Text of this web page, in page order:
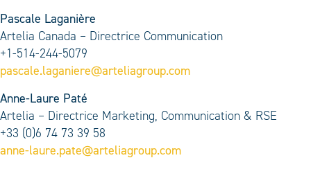
Pascale Laganière
Artelia Canada – Directrice Communication
+1-514-244-5079
pascale.laganiere@arteliagroup.com
Anne-Laure Paté
Artelia – Directrice Marketing, Communication & RSE
+33 (0)6 74 73 39 58
anne-laure.pate@arteliagroup.com